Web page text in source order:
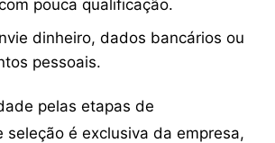
pouca qualificação.
dinheiro, dados bancários ou
pessoais.
pelas etapas de
seleção é exclusiva da empresa,